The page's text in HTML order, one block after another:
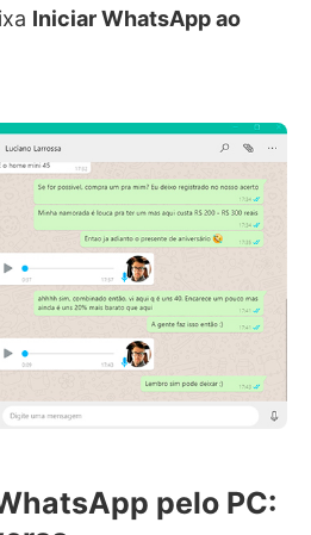
Iniciar WhatsApp ao
pelo PC: